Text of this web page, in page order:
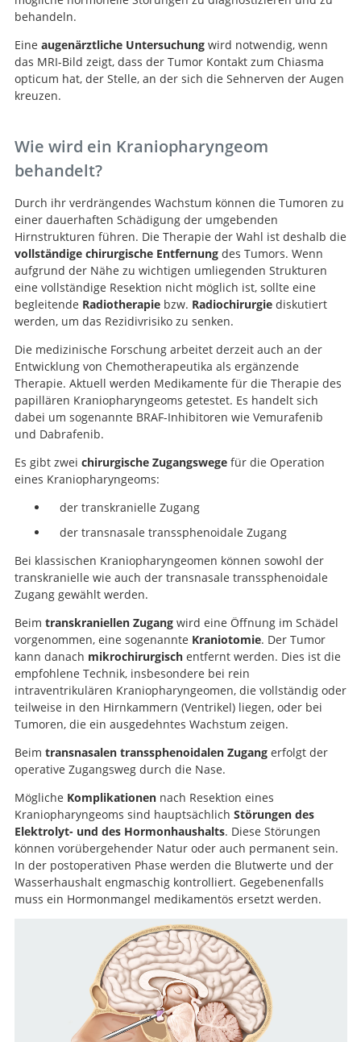
behandeln.
Eine augenärztliche Untersuchungwird notwendig, wenn
das MRI-Bild zeigt, dass der Tumor Kontakt zum Chiasma
opticum hat, der Stelle, an der sich die Sehnerven der Augen
kreuzen.
Wie wird ein Kraniopharyngeom
behandelt?
Durch ihr verdrängendes Wachstum können die Tumoren zu
einer dauerhaften Schädigung der umgebenden
Hirnstrukturen führen. Die Therapie der Wahl ist deshalb die
vollständige chirurgische Entfernungdes Tumors. Wenn
aufgrund der Nähe zu wichtigen umliegenden Strukturen
eine vollständige Resektion nicht möglich ist, sollte eine
begleitende Radiotherapiebzw. Radiochirurgiediskutiert
werden, um das Rezidivrisiko zu senken.
Die medizinische Forschung arbeitet derzeit auch an der
Entwicklung von Chemotherapeutika als ergänzende
Therapie. Aktuell werden Medikamente für die Therapie des
papillären Kraniopharyngeoms getestet. Es handelt sich
dabei um sogenannte BRAF-Inhibitoren wie Vemurafenib
und Dabrafenib.
Es gibt zwei chirurgische Zugangswegefür die Operation
eines Kraniopharyngeoms:
der transkranielle Zugang
der transnasale transsphenoidale Zugang
Bei klassischen Kraniopharyngeomen können sowohl der
transkranielle wie auch der transnasale transsphenoidale
Zugang gewählt werden.
Beim transkraniellen Zugangwird eine Öffnung im Schädel
vorgenommen, eine sogenannte Kraniotomie. Der Tumor
kann danach mikrochirurgischentfernt werden. Dies ist die
empfohlene Technik, insbesondere bei rein
intraventrikulären Kraniopharyngeomen, die vollständig oder
teilweise in den Hirnkammern (Ventrikel) liegen, oder bei
Tumoren, die ein ausgedehntes Wachstum zeigen.
Beim transnasalen transsphenoidalen Zugangerfolgt der
operative Zugangsweg durch die Nase.
Mögliche Komplikationennach Resektion eines
Kraniopharyngeoms sind hauptsächlich Störungen des
Elektrolyt- und des Hormonhaushalts. Diese Störungen
können vorübergehender Natur oder auch permanent sein.
In der postoperativen Phase werden die Blutwerte und der
Wasserhaushalt engmaschig kontrolliert. Gegebenenfalls
muss ein Hormonmangel medikamentös ersetzt werden.